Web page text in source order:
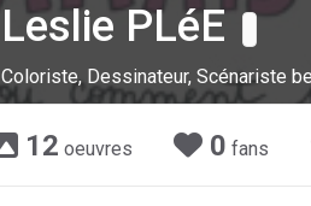
Leslie PLéE
Coloriste, Dessinateur, Scénariste
12 oeuvres 0 fans